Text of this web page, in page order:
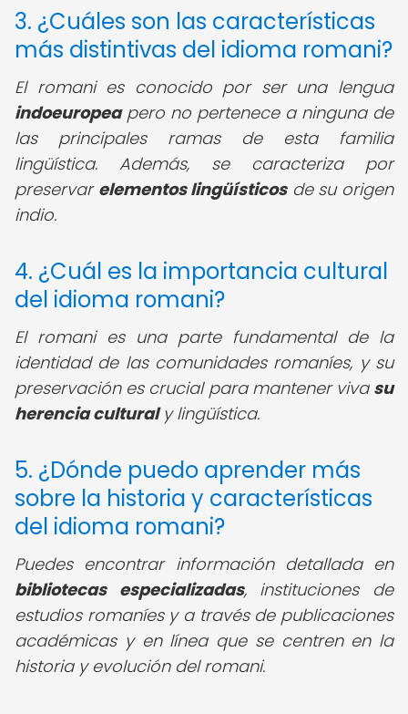
3. ¿Cuáles son las características
más distintivas del idioma romani?
El romani es conocido por ser una lengua
indoeuropeapero no pertenece a ninguna de
las principales ramas de esta familia
lingüística. Además, se caracteriza por
preservar elementos lingüísticosde su origen
indio.
4. ¿Cuál es la importancia cultural
del idioma romani?
El romani es una parte fundamental de la
identidad de las comunidades romaníes, y su
preservación es crucial para mantener viva su
herencia culturaly lingüística.
5. ¿Dónde puedo aprender más
sobre la historia y características
del idioma romani?
Puedes encontrar información detallada en
bibliotecas especializadas, instituciones de
estudios romaníes y a través de publicaciones
académicas y en línea que se centren en la
historia y evolución del romani.